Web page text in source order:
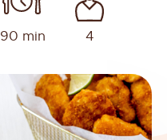
90 min 4